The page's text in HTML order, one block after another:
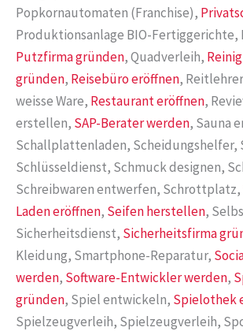
Popkornautomaten (Franchise),
Produktionsanlage BIO-Fertiggerichte,
Putzfirma gründen, Quadverleih,
gründen, Reisebüro eröffnen,
weisse Ware, Restaurant eröffnen,
erstellen, SAP-Berater werden, Sauna
Schallplattenladen, Scheidungshelfer,
Schlüsseldienst, Schmuck designen,
Schreibwaren entwerfen, Schrottplatz,
Laden eröffnen, Seifen herstellen,
Sicherheitsdienst, Sicherheitsfirma
Kleidung, Smartphone-Reparatur,
werden, Software-Entwickler werden,
gründen, Spiel entwickeln, Spielothek
Spielzeugverleih, Spielzeugverleih,